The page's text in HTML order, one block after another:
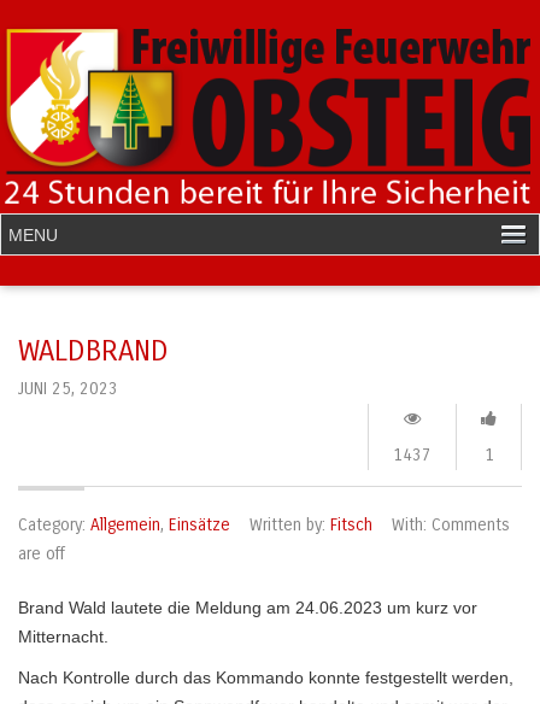
WALDBRAND
JUNI 25, 2023
1
1437
Category: Allgemein, Einsätze Written by: Fitsch With: Comments
are off
Brand Wald lautete die Meldung am 24.06.2023 um kurz vor
Mitternacht.
Nach Kontrolle durch das Kommando konnte festgestellt werden,